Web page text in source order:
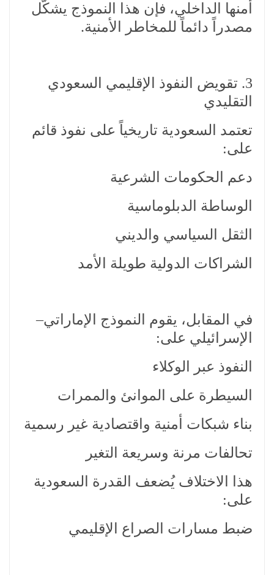
أمنها الداخلي، فإن هذا النموذج يشكّل
مصدراً دائماً للمخاطر الأمنية.
3. تقويض النفوذ الإقليمي السعودي
التقليدي
تعتمد السعودية تاريخياً على نفوذ قائم
على:
دعم الحكومات الشرعية
الوساطة الدبلوماسية
الثقل السياسي والديني
الشراكات الدولية طويلة الأمد
في المقابل، يقوم النموذج الإماراتي–
الإسرائيلي على:
النفوذ عبر الوكلاء
السيطرة على الموانئ والممرات
بناء شبكات أمنية واقتصادية غير رسمية
تحالفات مرنة وسريعة التغير
هذا الاختلاف يُضعف القدرة السعودية
على:
ضبط مسارات الصراع الإقليمي